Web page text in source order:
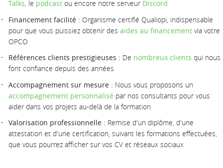
Talks, le podcast ou encore notre serveur Discord
Financement facilité : Organisme certifié Qualiopi, indispensable
pour que vous puissiez obtenir des aides au financement via votre
OPCO
Références clients prestigieuses : De nombreux clients qui nous
font confiance depuis des années
Accompagnement sur mesure : Nous vous proposons un
accompagnement personnalisé par nos consultants pour vous
aider dans vos projets au-delà de la formation
Valorisation professionnelle : Remise d'un diplôme, d'une
attestation et d'une certification, suivant les formations effectuées,
que vous pourrez afficher sur vos CV et réseaux sociaux